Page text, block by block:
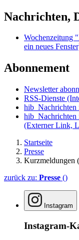
Nachrichten,
Wochenzeitung
ein neues
Abonnement
Newsletter
RSS-Dienste
(Externer Link,
Startseite
Presse
Kurzmeldungen
zurück zu: Presse ()
Instagram
Instagram-